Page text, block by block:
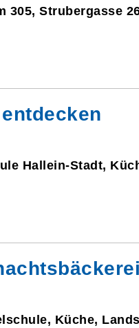
305, Strubergasse
Hallein-Stadt,
Küche,